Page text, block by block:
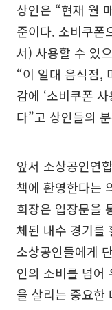
상인은 “현재 월
준이다. 소비쿠폰
서) 사용할 수 있
“이 일대 음식점,
감에 ‘소비쿠폰
다”고 상인들의
앞서 소상공인연
책에 환영한다는
회장은 입장문을
체된 내수 경기를
소상공인들에게
인의 소비를 넘어
을 살리는 중요한